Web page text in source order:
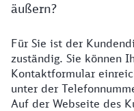
äußern?
Details zu Kontakt
Für Sie ist der
zuständig. Sie können
Kontaktformular
unter der
Auf der Webseite des